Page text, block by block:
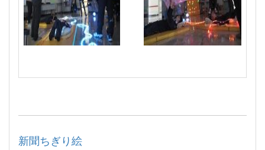
新聞ちぎり絵